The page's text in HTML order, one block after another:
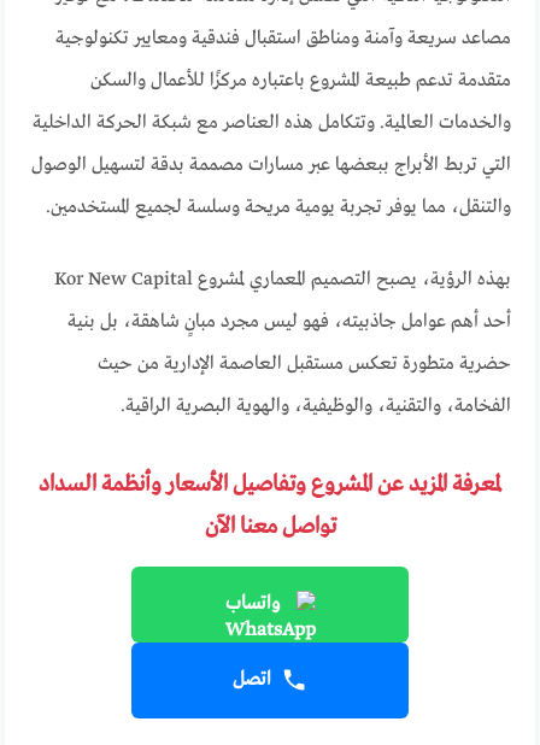
مصاعد سريعة وآمنة ومناطق استقبال فندقية ومعايير تكنولوجية
متقدمة تدعم طبيعة المشروع باعتباره مركزًا للأعمال والسكن
والخدمات العالمية. وتتكامل هذه العناصر مع شبكة الحركة الداخلية
التي تربط الأبراج ببعضها عبر مسارات مصممة بدقة لتسهيل الوصول
والتنقل، مما يوفر تجربة يومية مريحة وسلسة لجميع المستخدمين.
بهذه الرؤية، يصبح التصميم المعماري لمشروع Kor New Capital
أحد أهم عوامل جاذبيته، فهو ليس مجرد مبانٍ شاهقة، بل بنية
حضرية متطورة تعكس مستقبل العاصمة الإدارية من حيث
الفخامة، والتقنية، والوظيفية، والهوية البصرية الراقية.
لمعرفة المزيد عن المشروع وتفاصيل الأسعار وأنظمة السداد
تواصل معنا الآن
واتساب
اتصل